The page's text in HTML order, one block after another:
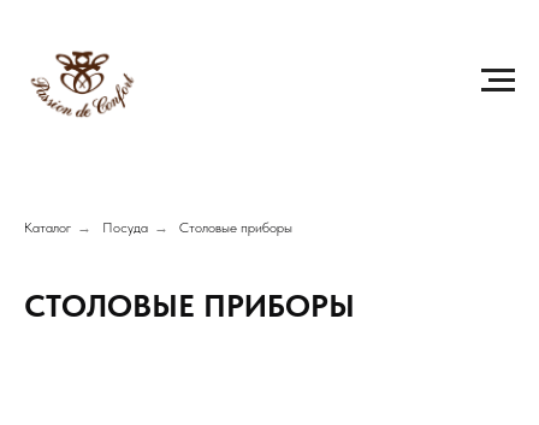
Каталог → Посуда → Столовые приборы
СТОЛОВЫЕ ПРИБОРЫ